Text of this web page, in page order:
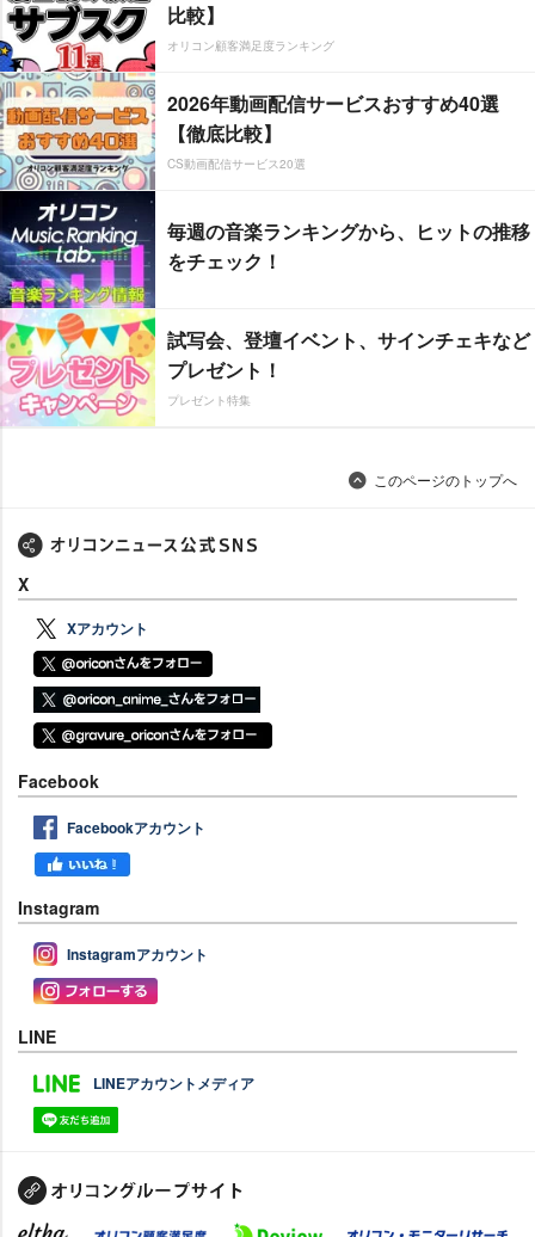
比較】
オリコン顧客満足度ランキング
2026年動画配信サービスおすすめ40選
【徹底比較】
CS動画配信サービス20選
毎週の音楽ランキングから、ヒットの推移
をチェック！
試写会、登壇イベント、サインチェキなど
プレゼント！
プレゼント特集
このページのトップへ
X
Xアカウント
Facebook
Facebookアカウント
Instagram
Instagramアカウント
LINE
LINEアカウントメディア